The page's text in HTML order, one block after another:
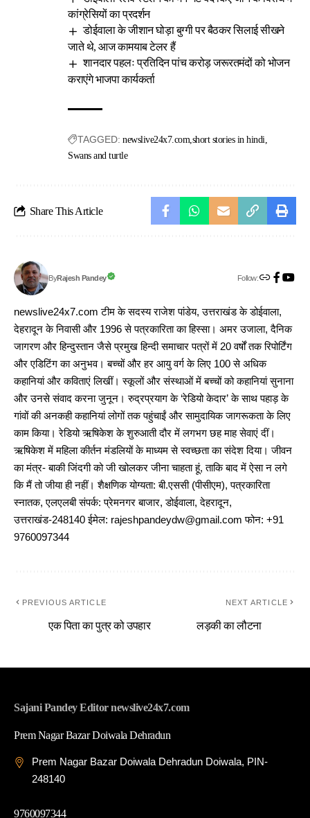
कांग्रेसियों का प्रदर्शन
डोईवाला के जीशान घोड़ा बुग्गी पर बैठकर सिलाई सीखने
जाते थे, आज कामयाब टेलर हैं
शानदार पहलः प्रतिदिन पांच करोड़ जरूरतमंदों को भोजन
कराएंगे भाजपा कार्यकर्ता
TAGGED: newslive24x7.com short stories in hindi
Swans and turtle
Share This Article
ByRajesh Pandey Follow:
newslive24x7.com टीम के सदस्य राजेश पांडेय, उत्तराखंड के डोईवाला,
देहरादून के निवासी और 1996 से पत्रकारिता का हिस्सा। अमर उजाला, दैनिक
जागरण और हिन्दुस्तान जैसे प्रमुख हिन्दी समाचार पत्रों में 20 वर्षों तक रिपोर्टिंग
और एडिटिंग का अनुभव। बच्चों और हर आयु वर्ग के लिए 100 से अधिक
कहानियां और कविताएं लिखीं। स्कूलों और संस्थाओं में बच्चों को कहानियां सुनाना
और उनसे संवाद करना जुनून। रुद्रप्रयाग के ‘रेडियो केदार’ के साथ पहाड़ के
गांवों की अनकही कहानियां लोगों तक पहुंचाईं और सामुदायिक जागरूकता के लिए
काम किया। रेडियो ऋषिकेश के शुरुआती दौर में लगभग छह माह सेवाएं दीं।
ऋषिकेश में महिला कीर्तन मंडलियों के माध्यम से स्वच्छता का संदेश दिया। जीवन
का मंत्र- बाकी जिंदगी को जी खोलकर जीना चाहता हूं, ताकि बाद में ऐसा न लगे
कि मैं तो जीया ही नहीं। शैक्षणिक योग्यता: बी.एससी (पीसीएम), पत्रकारिता
स्नातक, एलएलबी संपर्क: प्रेमनगर बाजार, डोईवाला, देहरादून,
उत्तराखंड-248140 ईमेल: rajeshpandeydw@gmail.com फोन: +91
9760097344
PREVIOUS ARTICLE
एक पिता का पुत्र को उपहार
NEXT ARTICLE
लड़की का लौटना
Sajani Pandey Editor newslive24x7.com
Prem Nagar Bazar Doiwala Dehradun
Prem Nagar Bazar Doiwala Dehradun Doiwala, PIN-
248140
9760097344